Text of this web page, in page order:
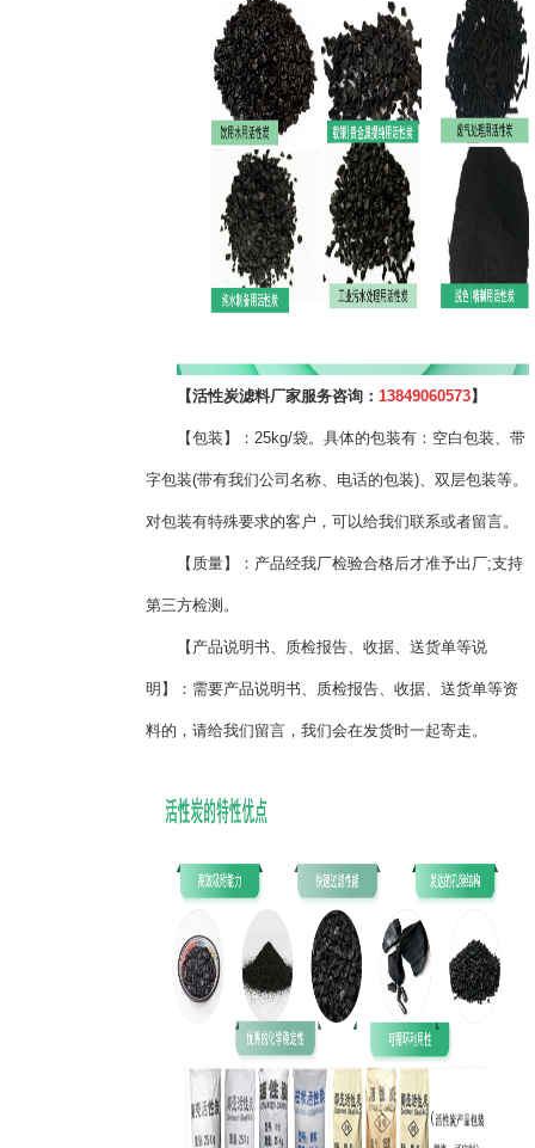
【活性炭滤料厂家服务咨询： 13849060573】
【包装】：25kg/袋。具体的包装有：空白包装、带
字包装(带有我们公司名称、电话的包装)、双层包装等。
对包装有特殊要求的客户，可以给我们联系或者留言。
【质量】：产品经我厂检验合格后才准予出厂;支持
第三方检测。
【产品说明书、质检报告、收据、送货单等说
明】：需要产品说明书、质检报告、收据、送货单等资
料的，请给我们留言，我们会在发货时一起寄走。